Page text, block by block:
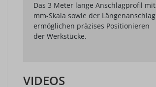
Das 3 Meter lange Anschlagprofil mit
mm-Skala sowie der Längenanschlag
ermöglichen präzises Positionieren
der Werkstücke.
VIDEOS